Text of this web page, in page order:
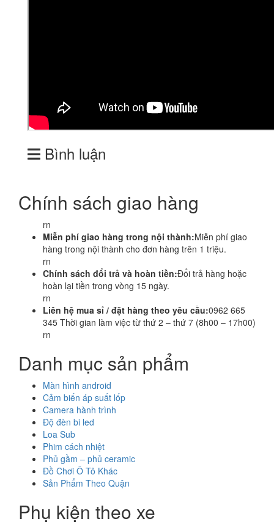
Bình luận
Chính sách giao hàng
rn
Miễn phí giao hàng trong nội thành:Miễn phí giao
hàng trong nội thành cho đơn hàng trên 1 triệu.
rn
Chính sách đổi trả và hoàn tiền:Đổi trả hàng hoặc
hoàn lại tiền trong vòng 15 ngày.
rn
Liên hệ mua sỉ / đặt hàng theo yêu cầu:0962 665
345 Thời gian làm việc từ thứ 2 – thứ 7 (8h00 – 17h00)
rn
Danh mục sản phẩm
Màn hình android
Cảm biến áp suất lốp
Camera hành trình
Độ đèn bi led
Loa Sub
Phim cách nhiệt
Phủ gầm – phủ ceramic
Đồ Chơi Ô Tô Khác
Sản Phẩm Theo Quận
Phụ kiện theo xe